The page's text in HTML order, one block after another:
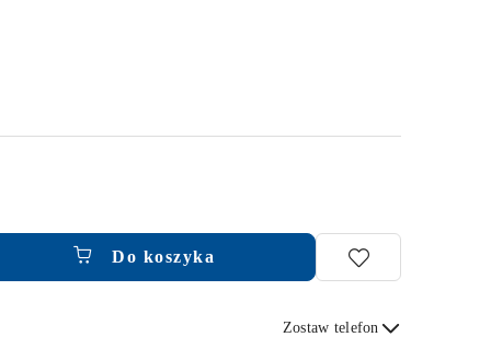
Do koszyka
Zostaw telefon